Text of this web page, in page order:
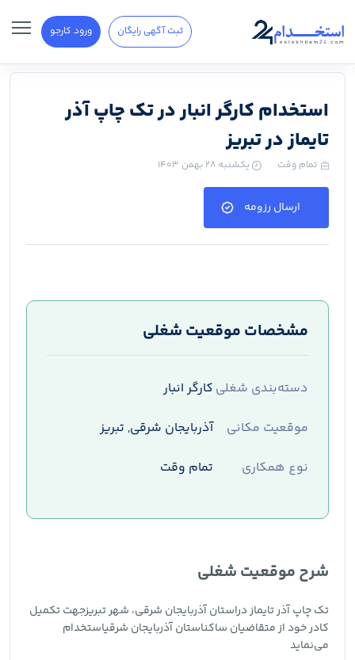
ثبت آگهی رایگان ورود کارجو
استخدام کارگر انبار در تک چاپ آذر
تایماز در تبریز
تمام وقت یکشنبه ۲۸ بهمن ۱۴۰۳
ارسال رزومه
مشخصات موقعیت شغلی
دسته‌بندی شغلی کارگر انبار
موقعیت مکانی
آذربایجان شرقی, تبریز
نوع همکاری
تمام وقت
شرح موقعیت شغلی
تک چاپ آذر تایماز دراستان آذربایجان شرقی، شهر تبریزجهت تکمیل
کادر خود از متقاضیان ساکناستان آذربایجان شرقیاستخدام
می‌نماید